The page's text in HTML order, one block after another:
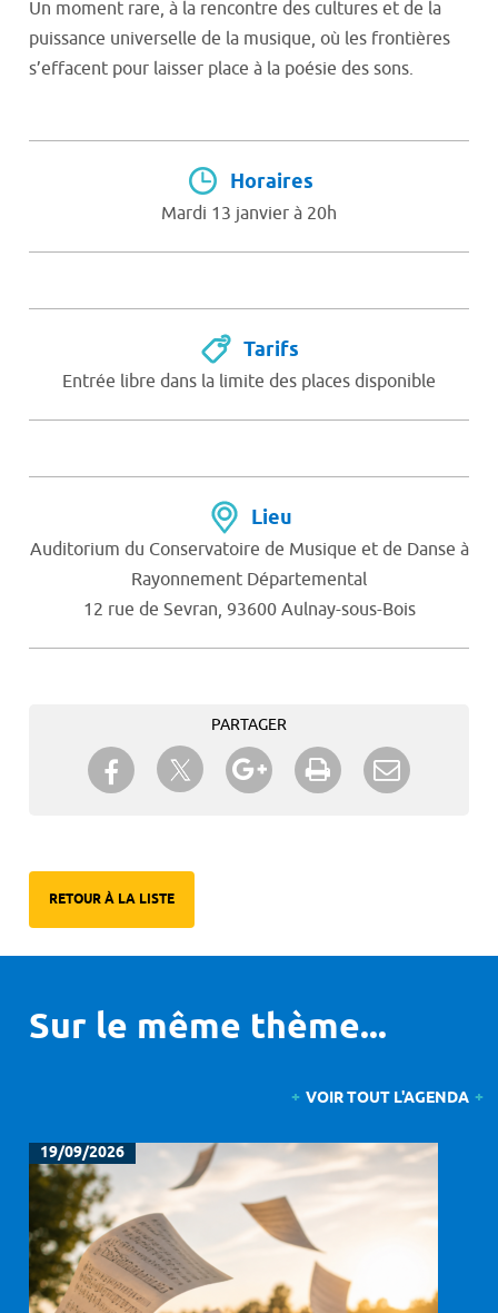
Un moment rare, à la rencontre des cultures et de la
puissance universelle de la musique, où les frontières
s’effacent pour laisser place à la poésie des sons.
Horaires
Mardi 13 janvier à 20h
Tarifs
Entrée libre dans la limite des places disponible
Lieu
Auditorium du Conservatoire de Musique et de Danse à
Rayonnement Départemental
12 rue de Sevran, 93600 Aulnay-sous-Bois
PARTAGER
Partager sur Facebook
Partager sur TwitterPartager sur Google+
Imprimer
RETOUR À LA LISTE
Sur le même thème...
VOIR TOUT L'AGENDA
19/09/2026